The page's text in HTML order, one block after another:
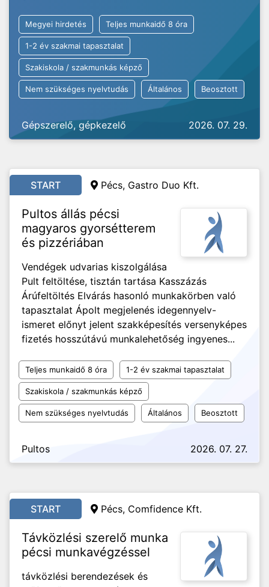
Megyei hirdetés Teljes munkaidő 8 óra
1-2 év szakmai tapasztalat
Szakiskola / szakmunkás képző
Nem szükséges nyelvtudás Általános Beosztott
Gépszerelő, gépkezelő 2026. 07. 29.
START Pécs, Gastro Duo Kft.
Pultos állás pécsi
magyaros gyorsétterem
és pizzériában
Vendégek udvarias kiszolgálása
Pult feltöltése, tisztán tartása Kasszázás
Árúfeltöltés Elvárás hasonló munkakörben való
tapasztalat Ápolt megjelenés idegennyelv-
ismeret előnyt jelent szakképesítés versenyképes
fizetés hosszútávú munkalehetőség ingyenes...
Teljes munkaidő 8 óra 1-2 év szakmai tapasztalat
Szakiskola / szakmunkás képző
Nem szükséges nyelvtudás Általános Beosztott
Pultos 2026. 07. 27.
START Pécs, Comfidence Kft.
Távközlési szerelő munka
pécsi munkavégzéssel
távközlési berendezések és